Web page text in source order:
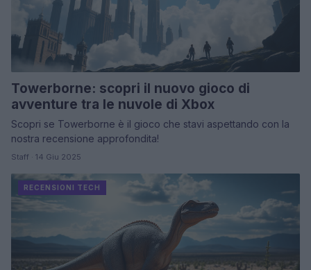
Towerborne: scopri il nuovo gioco di
avventure tra le nuvole di Xbox
Scopri se Towerborne è il gioco che stavi aspettando con la
nostra recensione approfondita!
Staff · 14 Giu 2025
RECENSIONI TECH